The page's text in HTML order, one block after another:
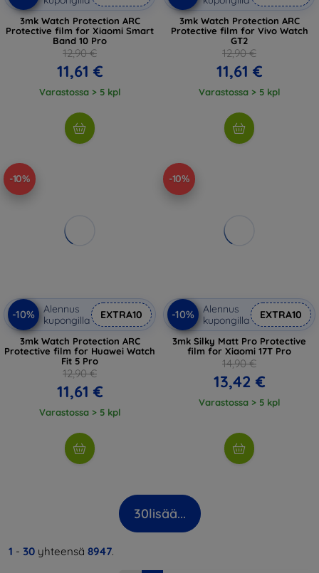
3mk Watch Protection ARC
Protective film for Xiaomi Smart
Band 10 Pro
12,90 €
11,61 €
Varastossa > 5 kpl
3mk Watch Protection ARC
Protective film for Vivo Watch
GT2
12,90 €
11,61 €
Varastossa > 5 kpl
-10%
-10%
Alennus
kupongilla
EXTRA10
3mk Watch Protection ARC
Protective film for Huawei Watch
Fit 5 Pro
12,90 €
11,61 €
Varastossa > 5 kpl
-10%
-10%
Alennus
kupongilla
EXTRA10
3mk Silky Matt Pro Protective
film for Xiaomi 17T Pro
14,90 €
13,42 €
Varastossa > 5 kpl
30lisää...
1 - 30 yhteensä 8947.